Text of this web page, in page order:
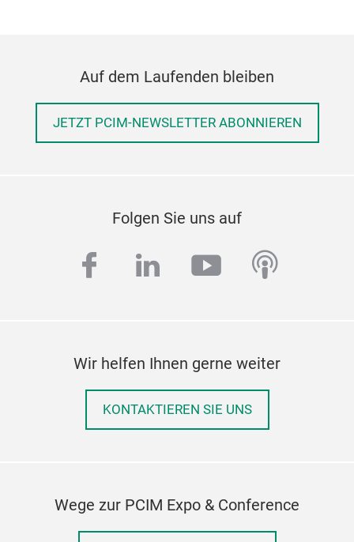
Auf dem Laufenden bleiben
JETZT PCIM-NEWSLETTER ABONNIEREN
Folgen Sie uns auf
facebook
linkedinyoutube
Wir helfen Ihnen gerne weiter
KONTAKTIEREN SIE UNS
Wege zur PCIM Expo & Conference